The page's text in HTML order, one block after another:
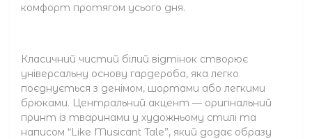
комфорт протягом усього дня.
Класичний чистий білий відтінок створює
універсальну основу гардероба, яка легко
поєднується з денімом, шортами або легкими
брюками. Центральний акцент — оригінальний
принт із тваринами у художньому стилі та
написом “Like Musicant Tale”, який додає образу